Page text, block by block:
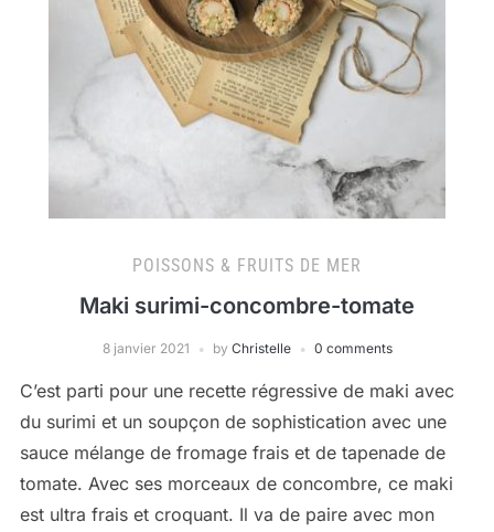
POISSONS & FRUITS DE MER
Maki surimi-concombre-tomate
8 janvier 2021 by Christelle 0 comments
C’est parti pour une recette régressive de maki avec
du surimi et un soupçon de sophistication avec une
sauce mélange de fromage frais et de tapenade de
tomate. Avec ses morceaux de concombre, ce maki
est ultra frais et croquant. Il va de paire avec mon